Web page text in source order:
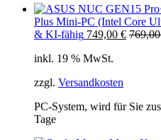
Plus Mini-PC (Intel Core
& KI-fähig 749,00 €
inkl. 19 % MwSt.
zzgl. Versandkosten
PC-System, wird für Sie
Tage